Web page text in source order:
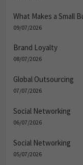
What Makes a Small
09/07/2026
Brand Loyalty
08/07/2026
Global Outsourcing
07/07/2026
Social Networking
06/07/2026
Social Networking
05/07/2026